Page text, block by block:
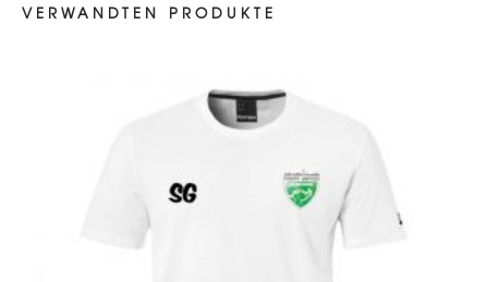
VERWANDTEN PRODUKTE